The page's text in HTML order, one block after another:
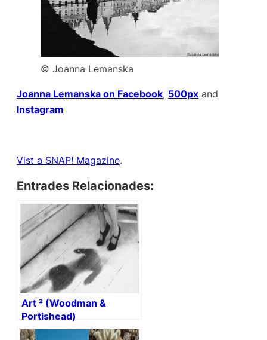
© Joanna Lemanska
Joanna Lemanska on Facebook, 500px and
Instagram
Vist a SNAP! Magazine.
Entrades Relacionades:
Art ² (Woodman &
Portishead)